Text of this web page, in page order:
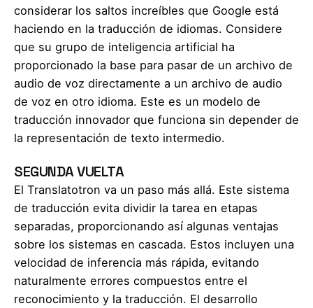
considerar los saltos increíbles que Google está
haciendo en la traducción de idiomas. Considere
que su grupo de inteligencia artificial ha
proporcionado la base para pasar de un archivo de
audio de voz directamente a un archivo de audio
de voz en otro idioma. Este es un modelo de
traducción innovador que funciona sin depender de
la representación de texto intermedio.
SEGUNDA VUELTA
El Translatotron va un paso más allá. Este sistema
de traducción evita dividir la tarea en etapas
separadas, proporcionando así algunas ventajas
sobre los sistemas en cascada. Estos incluyen una
velocidad de inferencia más rápida, evitando
naturalmente errores compuestos entre el
reconocimiento y la traducción. El desarrollo